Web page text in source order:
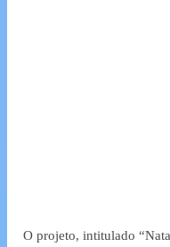
O projeto, intitulado